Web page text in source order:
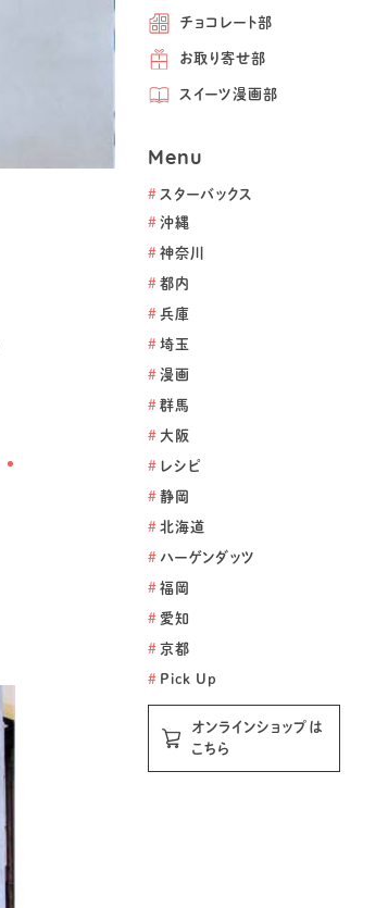
チョコレート部
お取り寄せ部
スイーツ漫画部
Menu
# スターバックス
# 沖縄
# 神奈川
# 都内
# 兵庫
# 埼玉
# 漫画
# 群馬
# 大阪
# レシピ
# 静岡
# 北海道
# ハーゲンダッツ
# 福岡
# 愛知
# 京都
# Pick Up
オンラインショップは
こちら